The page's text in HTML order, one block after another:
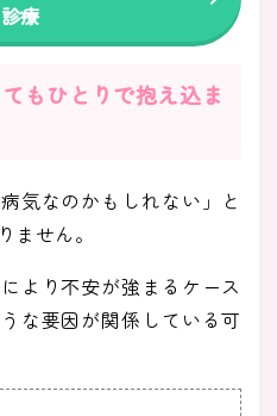
療
もひとりで抱え込ま
気なのかもしれない」と
ません。
より不安が強まるケース
な要因が関係している可